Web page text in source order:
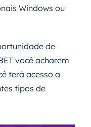
Windows ou
de
você acharem
terá acesso a
tipos de